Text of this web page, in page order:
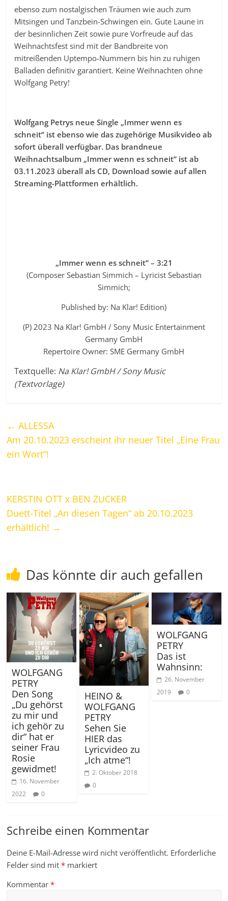
ebenso zum nostalgischen Träumen wie auch zum
Mitsingen und Tanzbein-Schwingen ein. Gute Laune in
der besinnlichen Zeit sowie pure Vorfreude auf das
Weihnachtsfest sind mit der Bandbreite von
mitreißenden Uptempo-Nummern bis hin zu ruhigen
Balladen definitiv garantiert. Keine Weihnachten ohne
Wolfgang Petry!
Wolfgang Petrys neue Single „Immer wenn es
schneit“ ist ebenso wie das zugehörige Musikvideo ab
sofort überall verfügbar. Das brandneue
Weihnachtsalbum „Immer wenn es schneit“ ist ab
03.11.2023 überall als CD, Download sowie auf allen
Streaming-Plattformen erhältlich.
„Immer wenn es schneit“ – 3:21
(Composer Sebastian Simmich – Lyricist Sebastian
Simmich;
Published by: Na Klar! Edition)
(P) 2023 Na Klar! GmbH / Sony Music Entertainment
Germany GmbH
Repertoire Owner: SME Germany GmbH
Textquelle: Na Klar! GmbH / Sony Music
(Textvorlage)
← ALLESSA
Am 20.10.2023 erscheint ihr neuer Titel „Eine Frau
ein Wort“!
KERSTIN OTT x BEN ZUCKER
Duett-Titel „An diesen Tagen“ ab 20.10.2023
erhältlich! →
Das könnte dir auch gefallen
WOLFGANG
PETRY
Den Song
„Du gehörst
zu mir und
ich gehör zu
dir“ hat er
seiner Frau
Rosie
gewidmet!
16. November
2022
0
HEINO &
WOLFGANG
PETRY
Sehen Sie
HIER das
Lyricvideo zu
„Ich atme“!
2. Oktober 2018
0
WOLFGANG
PETRY
Das ist
Wahnsinn:
26. November
2019
0
Schreibe einen Kommentar
Deine E-Mail-Adresse wird nicht veröffentlicht. Erforderliche
Felder sind mit* markiert
Kommentar*